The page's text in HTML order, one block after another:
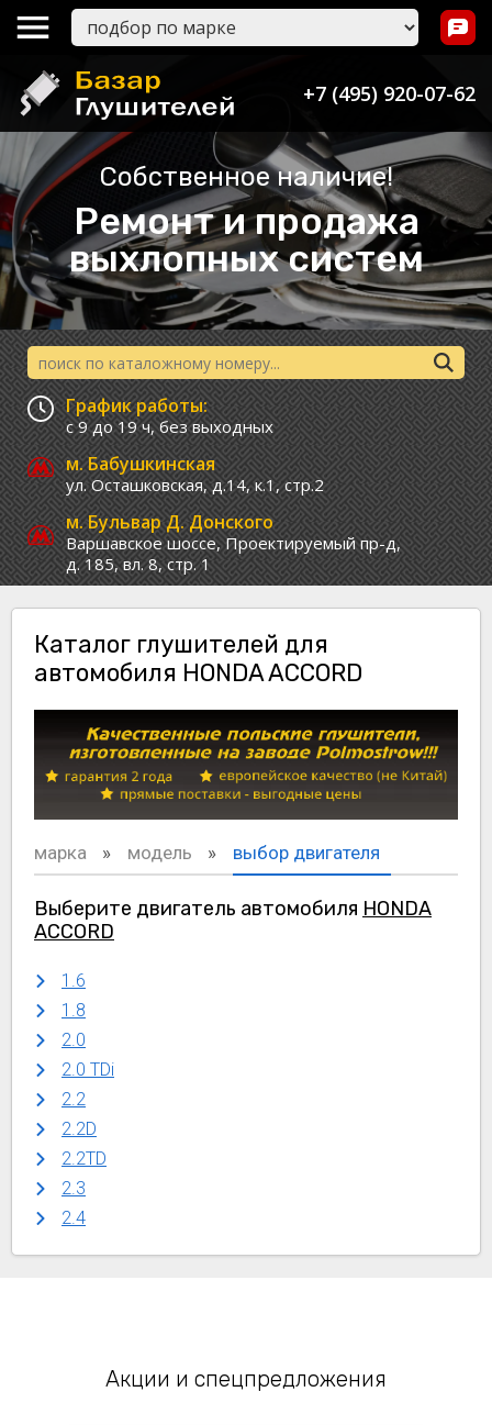
+7 (495) 920-07-62
Собственное наличие!
Ремонт и продажа
выхлопных систем
График работы:
с 9 до 19 ч,без выходных
м. Бабушкинская
ул. Осташковская, д.14, к.1, стр.2
м. Бульвар Д. Донского
Варшавское шоссе,Проектируемый пр-д,
д. 185, вл. 8, стр. 1
Каталог глушителей для
автомобиля HONDA ACCORD
марка модель выбор двигателя
Выберите двигатель автомобиля HONDA
ACCORD
1.6
1.8
2.0
2.0 TDi
2.2
2.2D
2.2TD
2.3
2.4
Акции и спецпредложения